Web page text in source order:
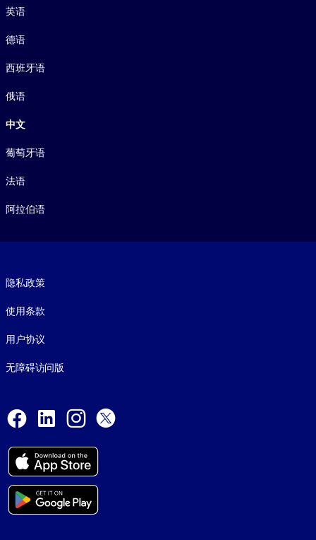
英语
德语
西班牙语
俄语
中文
葡萄牙语
法语
阿拉伯语
隐私政策
使用条款
用户协议
无障碍访问版
Facebook
LinkedInInstagram